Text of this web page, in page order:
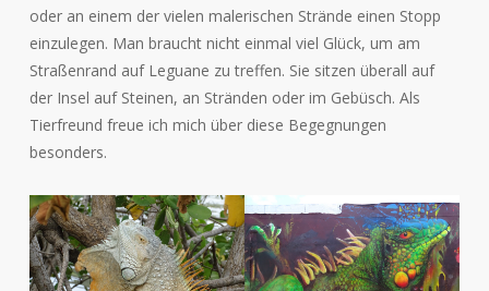
oder an einem der vielen malerischen Strände einen Stopp
einzulegen. Man braucht nicht einmal viel Glück, um am
Straßenrand auf Leguane zu treffen. Sie sitzen überall auf
der Insel auf Steinen, an Stränden oder im Gebüsch. Als
Tierfreund freue ich mich über diese Begegnungen
besonders.